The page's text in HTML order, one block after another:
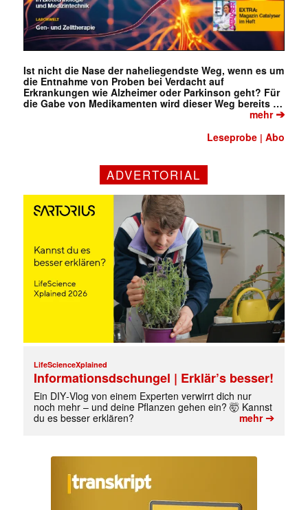
✕
Ist nicht die Nase der naheliegendste Weg, wenn es um
die Entnahme von Proben bei Verdacht auf
Erkrankungen wie Alzheimer oder Parkinson geht? Für
die Gabe von Medikamenten wird dieser Weg bereits …
mehr➔
Leseprobe |Abo
ADVERTORIAL
LifeScienceXplained
Informationsdschungel | Erklär’s besser!
Ein DIY‑Vlog von einem Experten verwirrt dich nur
noch mehr – und deine Pflanzen gehen ein? 🤯 Kannst
du es besser erklären?
mehr➔